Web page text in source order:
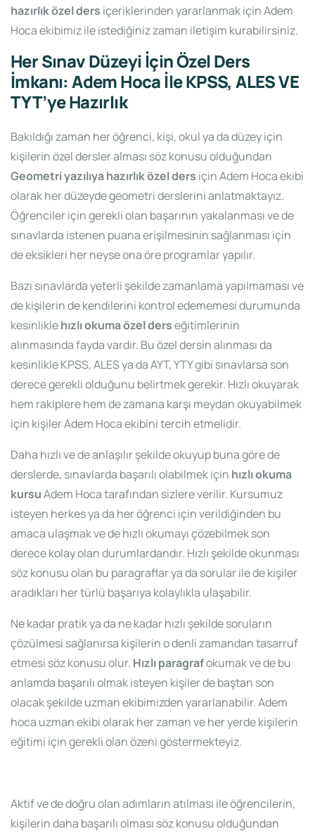
hazırlık özel ders içeriklerinden yararlanmak için Adem
Hoca ekibimiz ile istediğiniz zaman iletişim kurabilirsiniz.
Her Sınav Düzeyi İçin Özel Ders
İmkanı: Adem Hoca İle KPSS, ALES VE
TYT’ye Hazırlık
Bakıldığı zaman her öğrenci, kişi, okul ya da düzey için
kişilerin özel dersler alması söz konusu olduğundan
Geometri yazılıya hazırlık özel ders için Adem Hoca ekibi
olarak her düzeyde geometri derslerini anlatmaktayız.
Öğrenciler için gerekli olan başarının yakalanması ve de
sınavlarda istenen puana erişilmesinin sağlanması için
de eksikleri her neyse ona öre programlar yapılır.
Bazı sınavlarda yeterli şekilde zamanlama yapılmaması ve
de kişilerin de kendilerini kontrol edememesi durumunda
kesinliklehızlı okuma özel derseğitimlerinin
alınmasında fayda vardır. Bu özel dersin alınması da
kesinlikle KPSS, ALES ya da AYT, YTY gibi sınavlarsa son
derece gerekli olduğunu belirtmek gerekir. Hızlı okuyarak
hem rakiplere hem de zamana karşı meydan okuyabilmek
için kişiler Adem Hoca ekibini tercih etmelidir.
Daha hızlı ve de anlaşılır şekilde okuyup buna göre de
derslerde, sınavlarda başarılı olabilmek için hızlı okuma
kursuAdem Hoca tarafından sizlere verilir. Kursumuz
isteyen herkes ya da her öğrenci için verildiğinden bu
amaca ulaşmak ve de hızlı okumayı çözebilmek son
derece kolay olan durumlardandır. Hızlı şekilde okunması
söz konusu olan bu paragraflar ya da sorular ile de kişiler
aradıkları her türlü başarıya kolaylıkla ulaşabilir.
Ne kadar pratik ya da ne kadar hızlı şekilde soruların
çözülmesi sağlanırsa kişilerin o denli zamandan tasarruf
etmesi söz konusu olur. Hızlı paragrafokumak ve de bu
anlamda başarılı olmak isteyen kişiler de baştan son
olacak şekilde uzman ekibimizden yararlanabilir. Adem
hoca uzman ekibi olarak her zaman ve her yerde kişilerin
eğitimi için gerekli olan özeni göstermekteyiz.
Aktif ve de doğru olan adımların atılması ile öğrencilerin,
kişilerin daha başarılı olması söz konusu olduğundan